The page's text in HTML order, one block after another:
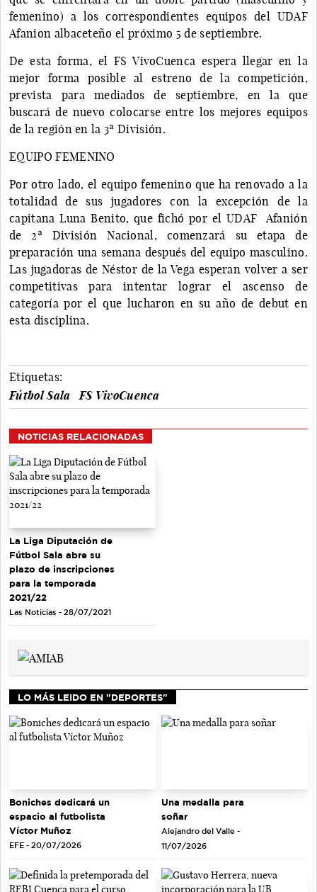
femenino) a los correspondientes equipos del UDAF
Afanion albaceteño el próximo 5 de septiembre.
De esta forma, el FS VivoCuenca espera llegar en la
mejor forma posible al estreno de la competición,
prevista para mediados de septiembre, en la que
buscará de nuevo colocarse entre los mejores equipos
de la región en la 3ª División.
EQUIPO FEMENINO
Por otro lado, el equipo femenino que ha renovado a la
totalidad de sus jugadores con la excepción de la
capitana Luna Benito, que fichó por el UDAF Afanión
de 2ª División Nacional, comenzará su etapa de
preparación una semana después del equipo masculino.
Las jugadoras de Néstor de la Vega esperan volver a ser
competitivas para intentar lograr el ascenso de
categoría por el que lucharon en su año de debut en
esta disciplina.
Etiquetas:
Fútbol Sala
FS VivoCuenca
NOTICIAS RELACIONADAS
La Liga Diputación de
Fútbol Sala abre su
plazo de inscripciones
para la temporada
2021/22
Las Noticias - 28/07/2021
LO MÁS LEIDO EN "DEPORTES"
Boniches dedicará un
espacio al futbolista
Víctor Muñoz
EFE - 20/07/2026
Una medalla para
soñar
Alejandro del Valle -
11/07/2026